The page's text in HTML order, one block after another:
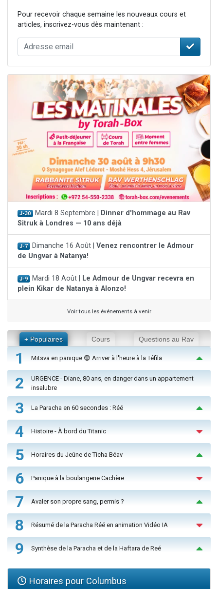
Pour recevoir chaque semaine les nouveaux cours et
articles, inscrivez-vous dès maintenant :
J-30 Mardi 8 Septembre |
Dinner d'hommage au Rav
Sitruk à Londres — 10 ans déjà
J-7 Dimanche 16 Août | Venez rencontrer le Admour
de Ungvar à Natanya!
J-9 Mardi 18 Août |
Le Admour de Ungvar recevra en
plein Kikar de Natanya à Alonzo!
Voir tous les événements à venir
+ Populaires Cours Questions au Rav
1 Mitsva en panique 😨 Arriver à l'heure à la Téfila
2
URGENCE - Diane, 80 ans, en danger dans un appartement
insalubre
3 La Paracha en 60 secondes : Réé
4 Histoire - À bord du Titanic
5 Horaires du Jeûne de Ticha Béav
6 Panique à la boulangerie Cachère
7 Avaler son propre sang, permis ?
8 Résumé de la Paracha Réé en animation Vidéo IA
9 Synthèse de la Paracha et de la Haftara de Reé
Horaires pour Columbus